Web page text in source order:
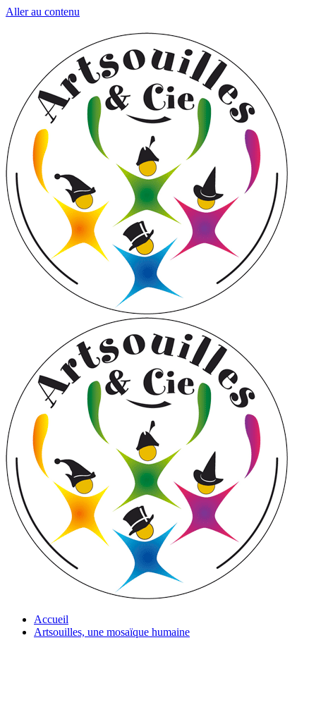
Aller au contenu
Accueil
Artsouilles, une mosaïque humaine